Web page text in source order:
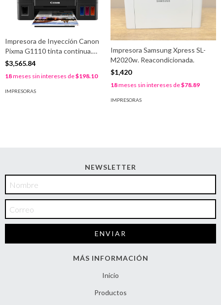
Impresora de Inyección Canon
Pixma G1110 tinta continua.
Incluye Asistencia Técnica
$3,565.84
18meses sin intereses de$198.10
IMPRESORAS
Impresora Samsung Xpress SL-
M2020w. Reacondicionada.
$1,420
18meses sin intereses de$78.89
IMPRESORAS
NEWSLETTER
MÁS INFORMACIÓN
Inicio
Productos